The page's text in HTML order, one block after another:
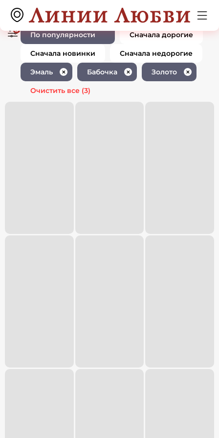
Ювелирные изделия с эмалью
бабочка золото
0 товаров
3
По популярности Сначала дорогие
Сначала новинки Сначала недорогие
Эмаль ✕ Бабочка ✕ Золото ✕
Очистить все (3)